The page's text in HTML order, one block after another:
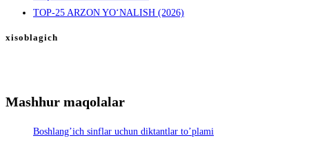
TOP-25 ARZON YO‘NALISH (2026)
xisoblagich
Mashhur maqolalar
Boshlang’ich sinflar uchun diktantlar to’plami